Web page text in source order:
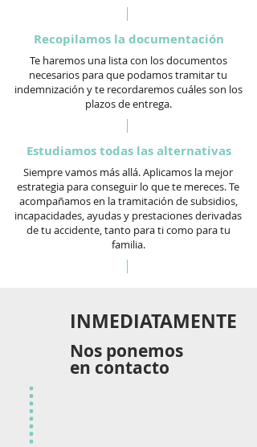
INMEDIATAMENTE
Nos ponemos
en contacto
Recopilamos la documentación
Te haremos una lista con los documentos
necesarios para que podamos tramitar tu
indemnización y te recordaremos cuáles son los
plazos de entrega.
Estudiamos todas las alternativas
Siempre vamos más allá. Aplicamos la mejor
estrategia para conseguir lo que te mereces. Te
acompañamos en la tramitación de subsidios,
incapacidades, ayudas y prestaciones derivadas
de tu accidente, tanto para ti como para tu
familia.